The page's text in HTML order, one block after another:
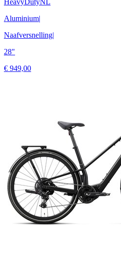
Aluminium|
Naafversnelling|
28"
€ 949,00